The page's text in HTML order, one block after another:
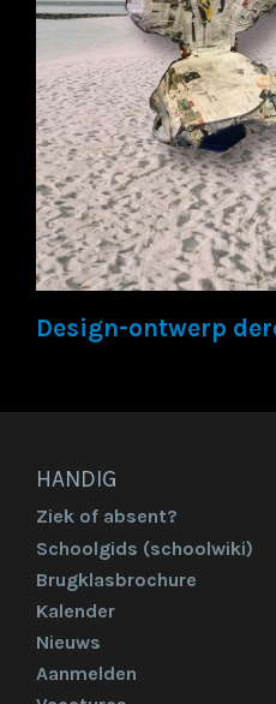
Design-ontwerp
HANDIG
Ziek of absent?
Schoolgids (schoolwiki)
Brugklasbrochure
Kalender
Nieuws
Aanmelden